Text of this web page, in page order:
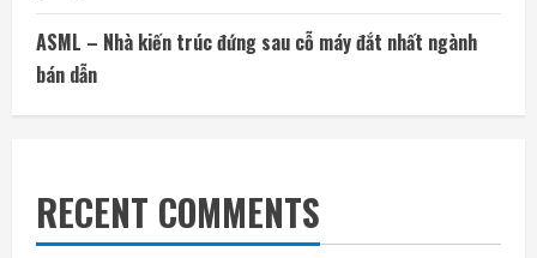
ASML – Nhà kiến trúc đứng sau cỗ máy đắt nhất ngành
bán dẫn
RECENT COMMENTS